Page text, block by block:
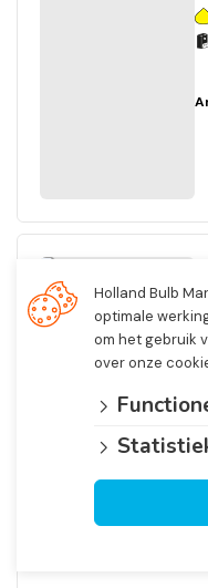
Holland Bulb
optimale
om het gebruik
over onze